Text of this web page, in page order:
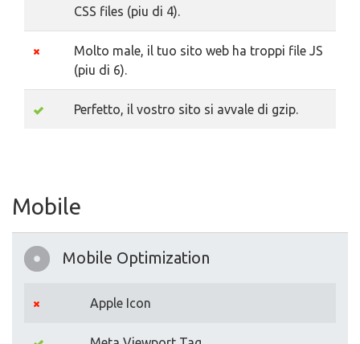
CSS files (piu di 4).
Molto male, il tuo sito web ha troppi file JS
(piu di 6).
Perfetto, il vostro sito si avvale di gzip.
Mobile
Mobile Optimization
Apple Icon